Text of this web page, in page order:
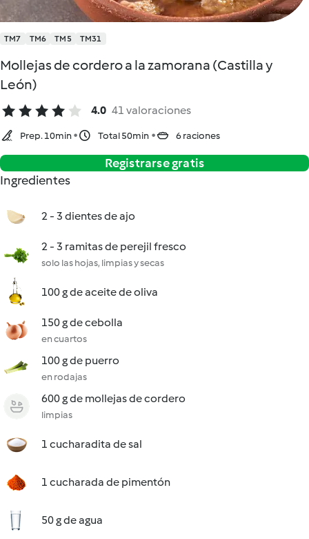
TM7 TM6 TM5 TM31
Mollejas de cordero a la zamorana (Castilla y
León)
4.0 41 valoraciones
Prep. 10min Total 50min 6 raciones
Registrarse gratis
Ingredientes
2 - 3 dientes de ajo
2 - 3 ramitas de perejil fresco
solo las hojas, limpias y secas
100 g de aceite de oliva
150 g de cebolla
en cuartos
100 g de puerro
en rodajas
600 g de mollejas de cordero
limpias
1 cucharadita de sal
1 cucharada de pimentón
50 g de agua